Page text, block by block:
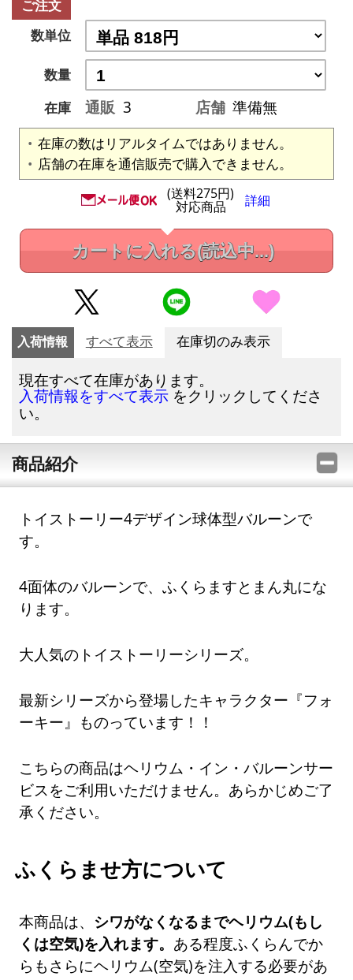
ご注文
数単位
数量
在庫
通販 3 店舗 準備無
在庫の数はリアルタイムではありません。
店舗の在庫を通信販売で購入できません。
(送料275円)
対応商品 詳細
カートに入れる(読込中...)
入荷情報 すべて表示 在庫切のみ表示
現在すべて在庫があります。
入荷情報をすべて表示 をクリックしてくださ
い。
商品紹介
トイストーリー4デザイン球体型バルーンで
す。
4面体のバルーンで、ふくらますとまん丸にな
ります。
大人気のトイストーリーシリーズ。
最新シリーズから登場したキャラクター『フォ
ーキー』ものっています！！
こちらの商品はヘリウム・イン・バルーンサー
ビスをご利用いただけません。あらかじめご了
承ください。
ふくらませ方について
本商品は、 シワがなくなるまでヘリウム(もし
くは空気)を入れます。 ある程度ふくらんでか
らもさらにヘリウム(空気)を注入する必要があ